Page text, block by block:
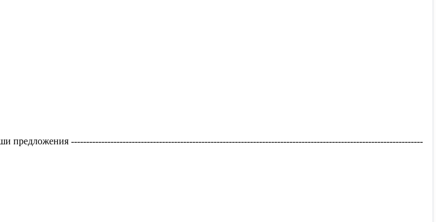
предложения --------------------------------------------------------------------------------------------------------------------